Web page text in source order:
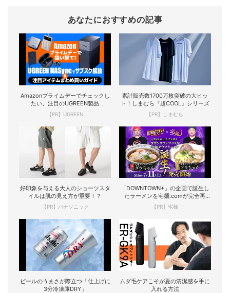
あなたにおすすめの記事
Amazonプライムデーでチェックし
たい、注目のUGREEN製品
【PR】UGREEN
累計販売数1700万枚突破の大ヒッ
ト！しまむら『超COOL』シリーズ
【PR】しまむら
好印象を与える大人のショーツスタ
イルは肌の見え方が重要！？
【PR】パナソニック
「DOWNTOWN+」の企画で誕生し
たラーメンを宅麺.comが完全再
現！
【PR】宅麺
ビールのうまさが際立つ「仕上げに
3分冷凍庫DRY」
ムダ毛ケアこそが夏の清潔感を手に
入れる方法